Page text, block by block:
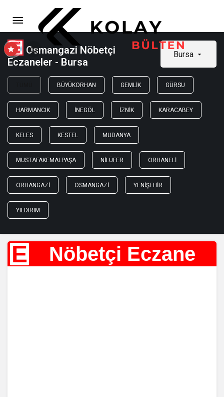
Osmangazi Nöbetçi
Eczaneler - Bursa
Bursa
BÜYÜKORHAN GEMLIK GÜRSU
HARMANCIK İNEGÖL İZNIK KARACABEY
KELES KESTEL MUDANYA
MUSTAFAKEMALPAŞA NILÜFER ORHANELI
ORHANGAZI OSMANGAZI YENIŞEHIR
YILDIRIM
E Nöbetçi Eczane